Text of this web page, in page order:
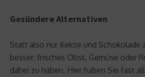
Gesündere Alternativen
Statt also nur Kekse und Schokolade
besser, frisches Obst, Gemüse oder
dabei zu haben. Hier haben Sie fast